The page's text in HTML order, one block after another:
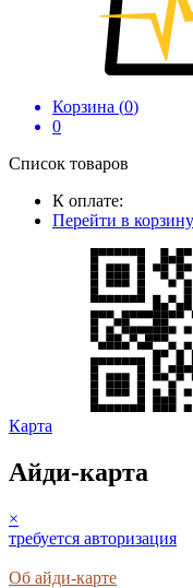
Корзина (0)
0
Список товаров
К оплате:
Перейти в корзину
Карта
Айди-карта
×
требуется авторизация
Об айди-карте